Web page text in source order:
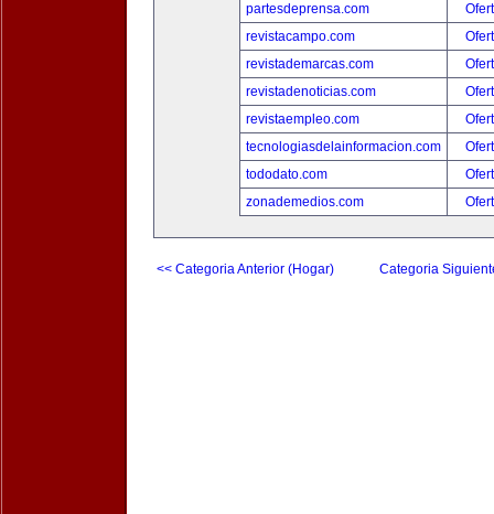
partesdeprensa.com
revistacampo.com
revistademarcas.com
revistadenoticias.com
revistaempleo.com
tecnologiasdelainformacion.com
tododato.com
zonademedios.com
<< Categoria Anterior (Hogar) Categoria